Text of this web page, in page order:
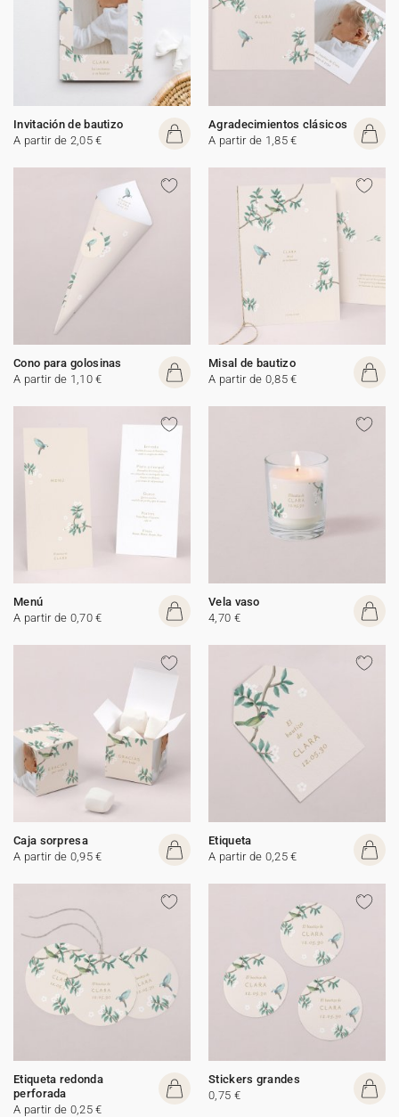
Invitación de bautizo
A partir de 2,05 €
Agradecimientos clásicos
A partir de 1,85 €
Cono para golosinas
A partir de 1,10 €
Misal de bautizo
A partir de 0,85 €
Menú
A partir de 0,70 €
Vela vaso
4,70 €
Caja sorpresa
A partir de 0,95 €
Etiqueta
A partir de 0,25 €
Etiqueta redonda
perforada
A partir de 0,25 €
Stickers grandes
0,75 €